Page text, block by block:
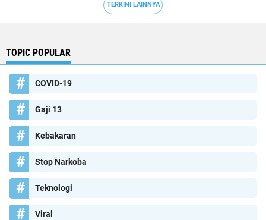
TERKINI LAINNYA
TOPIC POPULAR
COVID-19
Gaji 13
Kebakaran
Stop Narkoba
Teknologi
Viral